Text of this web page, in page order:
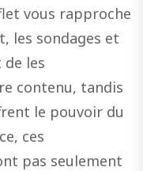
vous rapproche
les sondages et
les
contenu, tandis
le pouvoir du
ces
pas seulement